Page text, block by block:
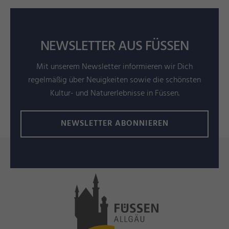
NEWSLETTER AUS FÜSSEN
Mit unserem Newsletter informieren wir Dich
regelmäßig über Neuigkeiten sowie die schönsten
Kultur- und Naturerlebnisse in Füssen.
NEWSLETTER ABONNIEREN